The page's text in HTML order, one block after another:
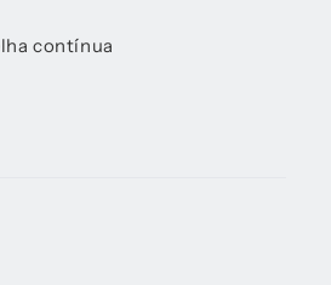
contínua